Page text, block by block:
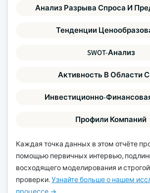
Анализ Разрыва Спроса И
Тенденции
SWOT-Анализ
Активность В Области
Инвестиционно-
Профили Компаний
Каждая точка данных в этом отчёте
помощью первичных интервью,
восходящего моделирования и
проверки.Узнайте больше о нашем